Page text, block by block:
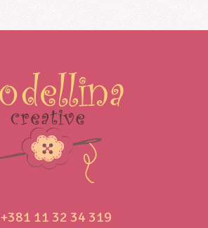
+381 11 32 34 319